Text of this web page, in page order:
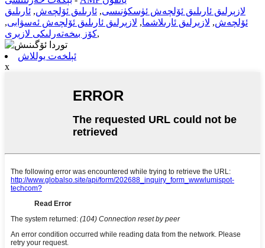
لازېرلىق ئارىلىق ئۆلچەش ئۈسكۈنىسى, ئارىلىق ئۆلچەش, ئارىلىق
ئۆلچەش, لازېرلىق ئارىلاشما, لازېرلىق ئارىلىق ئۆلچەش ئەسۋابى,
كۆز بىخەتەرلىكى لازېرى,
ئېلخەت يوللاش
x